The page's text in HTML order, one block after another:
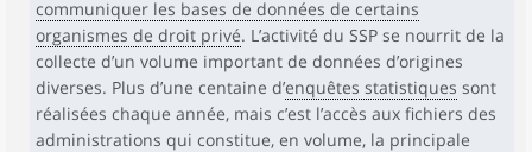
communiquer les bases de données de certains
organismes de droit privé. L’activité du SSP se nourrit de la
collecte d’un volume important de données d’origines
diverses. Plus d’une centaine d’enquêtes statistiques sont
réalisées chaque année, mais c’est l’accès aux fichiers des
administrations qui constitue, en volume, la principale